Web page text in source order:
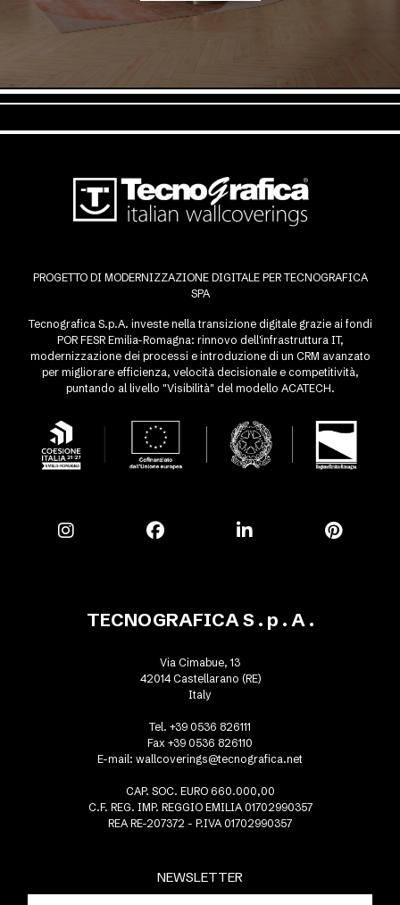
PROGETTO DI MODERNIZZAZIONE DIGITALE PER TECNOGRAFICA
SPA
Tecnografica S.p.A. investe nella transizione digitale grazie ai fondi
POR FESR Emilia-Romagna: rinnovo dell'infrastruttura IT,
modernizzazione dei processi e introduzione di un CRM avanzato
per migliorare efficienza, velocità decisionale e competitività,
puntando al livello "Visibilità" del modello ACATECH.
NEWSLETTER
TECNOGRAFICA S . p . A .
Via Cimabue, 13
42014 Castellarano (RE)
Italy
Tel. +39 0536 826111
Fax +39 0536 826110
E-mail: wallcoverings@tecnografica.net
CAP. SOC. EURO 660.000,00
C.F. REG. IMP. REGGIO EMILIA 01702990357
REA RE-207372 - P.IVA 01702990357